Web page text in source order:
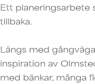
Ett planeringsarbete
tillbaka.
Längs med
inspiration av
med bänkar, många